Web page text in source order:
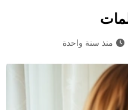
منذ سنة واحدة